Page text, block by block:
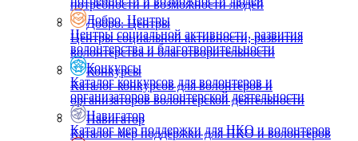
потребности и возможности людей
Добро. Центры
Центры социальной активности, развития
волонтерства и благотворительности
Конкурсы
Каталог конкурсов для волонтеров и
организаторов волонтерской деятельности
Навигатор
Каталог мер поддержки для НКО и волонтеров
Добро. Центры
Центры социальной активности, развития
волонтерства и благотворительности
Конкурсы
Каталог конкурсов для волонтеров и
организаторов волонтерской деятельности
Навигатор
Каталог мер поддержки для НКО и волонтеров